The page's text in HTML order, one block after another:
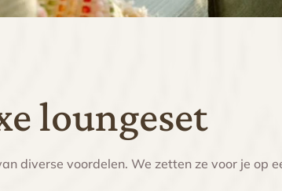
loungeset
diverse voordelen. We zetten ze voor je op